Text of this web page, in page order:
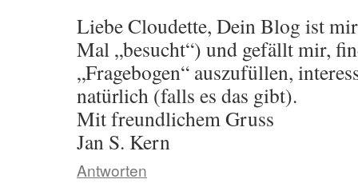
Liebe Cloudette, Dein Blog ist
Mal „besucht“) und gefällt mir,
„Fragebogen“ auszufüllen,
natürlich (falls es das gibt).
Mit freundlichem Gruss
Jan S. Kern
Antworten